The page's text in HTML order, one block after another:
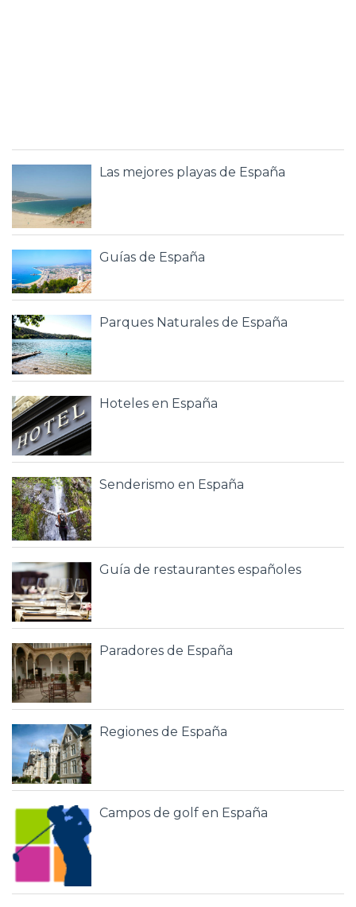
Las mejores playas de España
Guías de España
Parques Naturales de España
Hoteles en España
Senderismo en España
Guía de restaurantes españoles
Paradores de España
Regiones de España
Campos de golf en España